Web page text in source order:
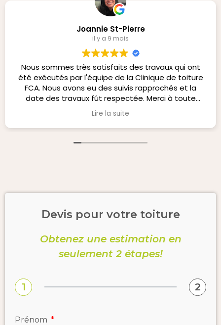
Joannie St-Pierre
il y a 9 mois
Nous sommes très satisfaits des travaux qui ont
été exécutés par l'équipe de la Clinique de toiture
FCA. Nous avons eu des suivis rapprochés et la
date des travaux fût respectée. Merci à toute
l'équipe.
Lire la suite
Devis pour votre toiture
Obtenez une estimation en
seulement 2 étapes!
1 2
Prénom